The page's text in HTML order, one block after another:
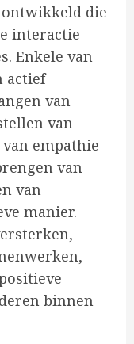
die
interactie
Enkele van
actief
van
van
empathie
van
van
manier.
binnen